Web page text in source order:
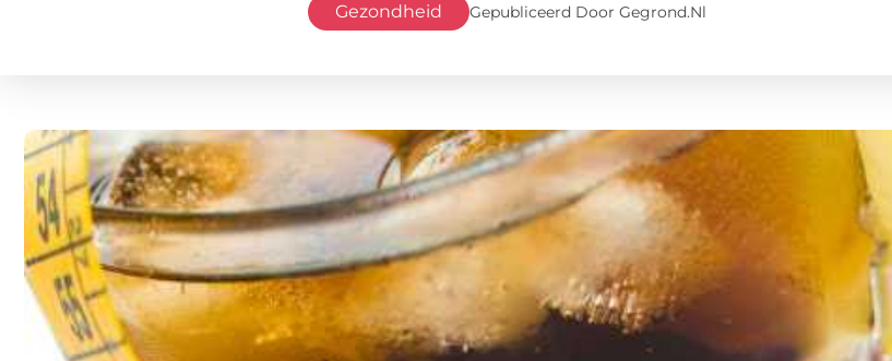
Gezondheid Gepubliceerd Door Gegrond.nl